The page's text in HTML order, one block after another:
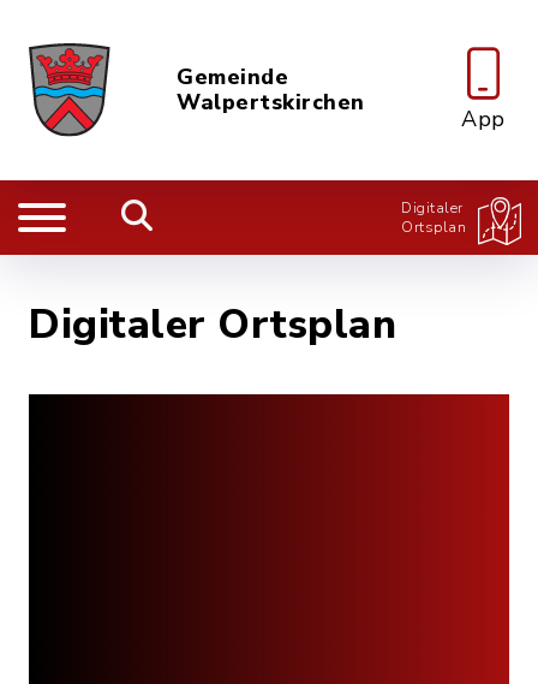
Gemeinde
Walpertskirchen
App
Digitaler
Ortsplan
Digitaler Ortsplan